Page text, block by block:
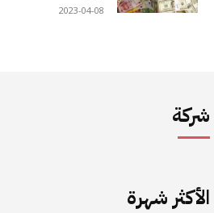
2023-04-08
شركة
الأكثر شهرة